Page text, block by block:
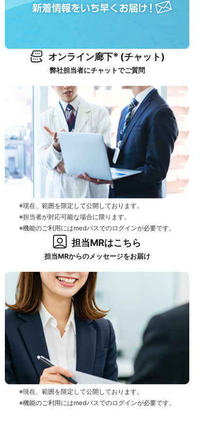
オンライン廊下※ (チャット)
弊社担当者にチャットでご質問
※現在、範囲を限定して公開しております。
※担当者が対応可能な場合に限ります。
※機能のご利用にはmedパスでのログインが必要です。
担当MRはこちら
担当MRからのメッセージをお届け
※現在、範囲を限定して公開しております。
※機能のご利用にはmedパスでのログインが必要です。